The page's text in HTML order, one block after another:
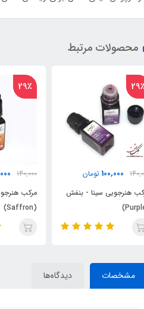
محصولات مرتبط
29٪
140,000
100,000 تومان
مرکب هنرجویی سینا - زعفرانی
(Saffron)
29٪
140,000
مرکب
تیره (Dark Brown)
مشخصات دیدگاه‌ها